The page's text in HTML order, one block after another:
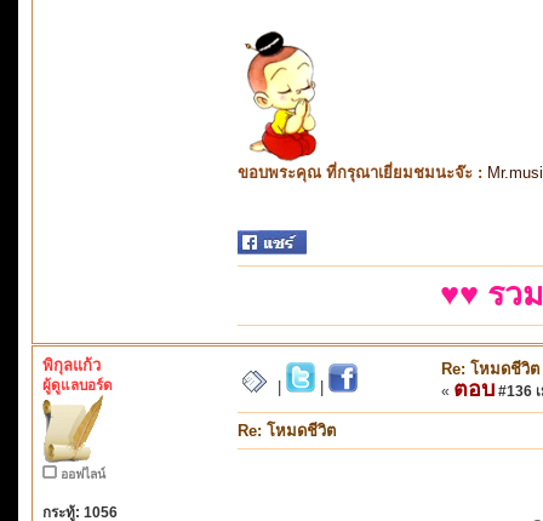
ขอบพระคุณ ที่กรุณาเยี่ยมชมนะจ๊ะ :
♥♥ รว
พิกุลแก้ว
ผู้ดูแลบอร์ด
ออฟไลน์
กระทู้: 1056
Re: โหมดชีวิต
« ตอบ #136
Re: โหมดชีวิต